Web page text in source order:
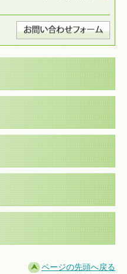
ページの先頭へ戻る